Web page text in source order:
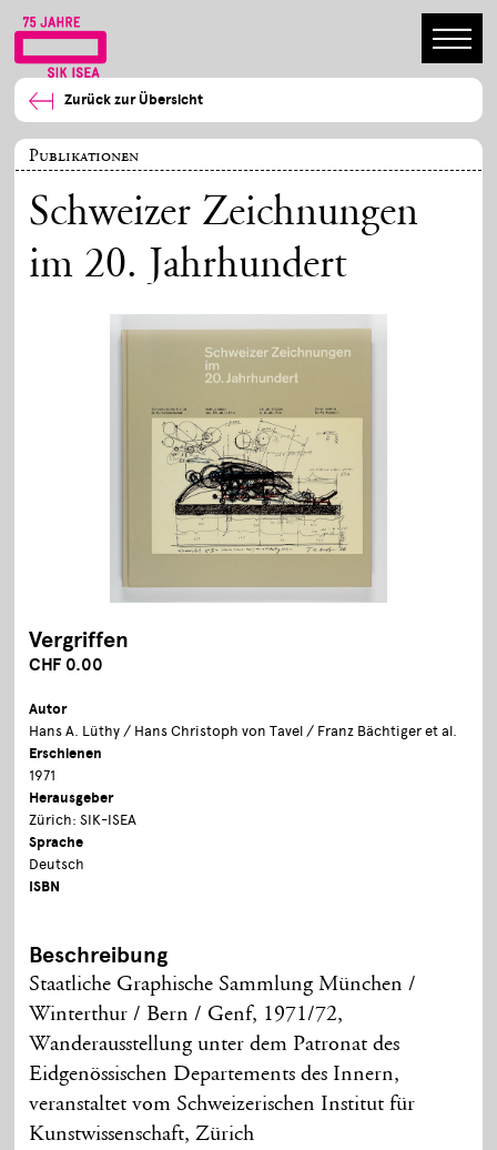
Zurück zur Übersicht
Publikationen
Schweizer Zeichnungen
im 20. Jahrhundert
Vergriffen
CHF 0.00
Autor
Hans A. Lüthy / Hans Christoph von Tavel / Franz Bächtiger et al.
Erschienen
1971
Herausgeber
Zürich: SIK-ISEA
Sprache
Deutsch
ISBN
Beschreibung
Staatliche Graphische Sammlung München /
Winterthur / Bern / Genf, 1971/72,
Wanderausstellung unter dem Patronat des
Eidgenössischen Departements des Innern,
veranstaltet vom Schweizerischen Institut für
Kunstwissenschaft, Zürich